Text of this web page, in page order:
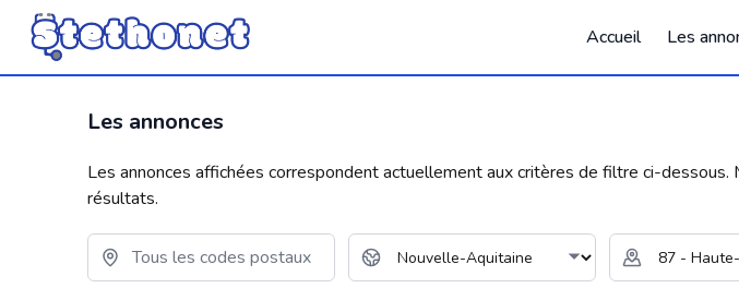
Accueil Les
Les annonces
Les annonces affichées correspondent actuellement aux critères de filtre ci-
résultats.